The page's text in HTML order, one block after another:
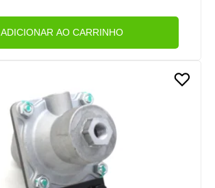
ADICIONAR AO CARRINHO